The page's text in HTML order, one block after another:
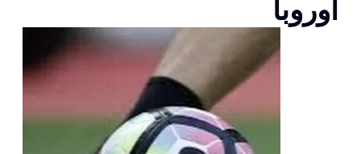
أوروبا